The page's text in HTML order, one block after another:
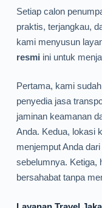
Setiap calon
praktis, terjangkau,
kami menyusun
resmi ini untuk
Pertama, kami
penyedia jasa
jaminan keamanan
Anda. Kedua, lokasi
menjemput Anda
sebelumnya. Ketiga,
bersahabat tanpa